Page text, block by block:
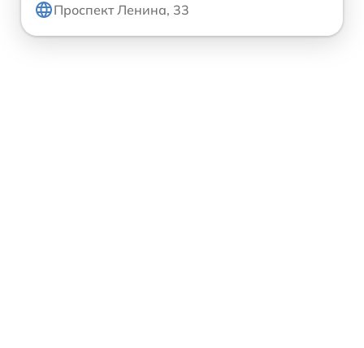
Проспект Ленина, 33